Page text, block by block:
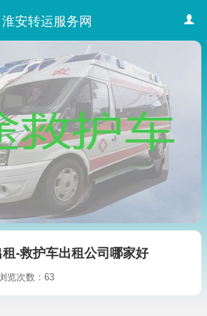
淮安转运服务网
-救护车出租公司哪家好
览次数：63